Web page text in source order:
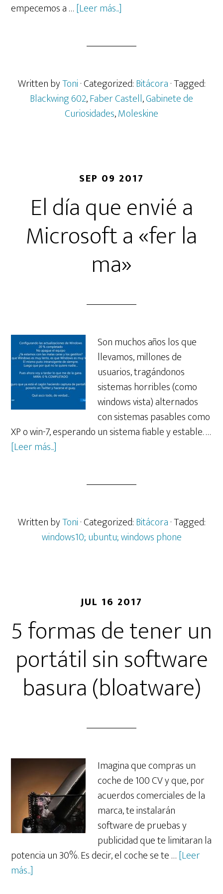
empecemos a …[Leer más...]
y
el
descubrimiento
Curiosidades
Written byToni· Categorized:Bitácora· Tagged:
Blackwing 602,Faber Castell,Gabinete de
Curiosidades,Moleskine
SEP 09 2017
El día que envié a
Microsoft a «fer la
ma»
Son muchos años los que
llevamos, millones de
usuarios, tragándonos
sistemas horribles (como
windows vista) alternados
con sistemas pasables como
XP o win-7, esperando un sistema fiable y estable. …
[Leer más...]
envié
a
Written byToni· Categorized:Bitácora· Tagged:
windows10; ubuntu; windows phone
JUL 16 2017
5 formas de tener un
portátil sin software
basura (bloatware)
Imagina que compras un
coche de 100 CV y que, por
acuerdos comerciales de la
marca, te instalarán
software de pruebas y
publicidad que te limitaran la
potencia un 30%. Es decir, el coche se te …[Leer
más...]